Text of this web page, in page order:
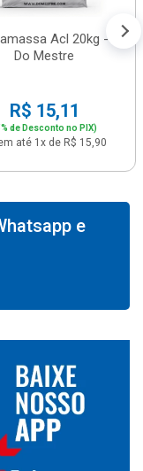
Acl 20kg -
Do Mestre
R$ 15,11
de Desconto no PIX)
até 1x de R$ 15,90
e